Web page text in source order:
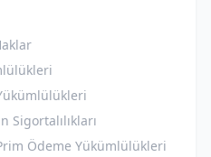
Sigortalılıkları
Ödeme Yükümlülükleri